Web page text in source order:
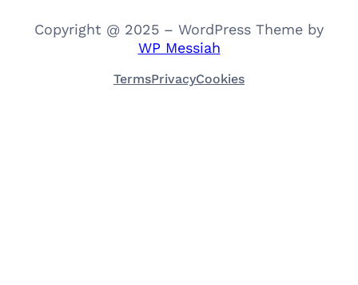
Copyright @ 2025 – WordPress Theme by
WP Messiah
TermsPrivacyCookies